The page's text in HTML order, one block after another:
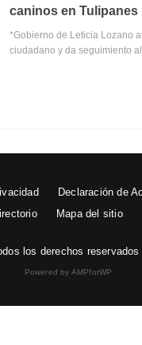
caninos en Tulipanes
*Gobierno de Leticia Lozano
ciudadano y da seguimiento al
Declaración de
Mapa del sitio
los derechos reservados
Powered by AMPforWP